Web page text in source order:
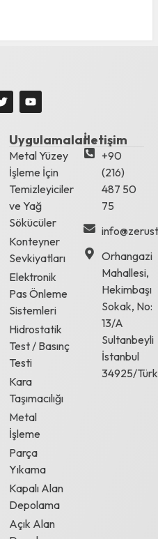
Uygulamalar
Metal Yüzey
İşleme İçin
Temizleyiciler
ve Yağ
Sökücüler
Konteyner
Sevkiyatları
Elektronik
Pas Önleme
Sistemleri
Hidrostatik
Test / Basınç
Testi
Kara
Taşımacılığı
Metal
İşleme
Parça
Yıkama
Kapalı Alan
Depolama
Açık Alan
İletişim
+90
(216)
487 50
75
Orhangazi
Mahallesi,
Hekimbaşı
Sokak, No:
13/A
Sultanbeyli
İstanbul
34925/